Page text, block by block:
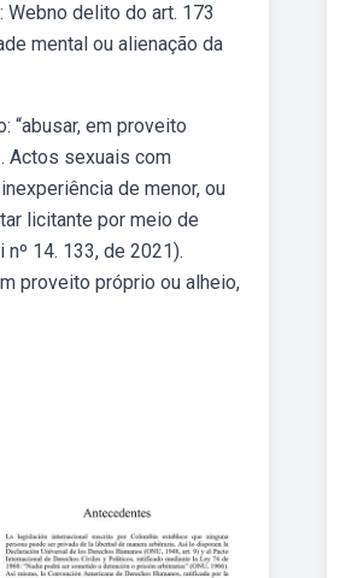
delito do art. 173
mental ou alienação da
“abusar, em proveito
Actos sexuais com
de menor, ou
licitante por meio de
14. 133, de 2021).
proveito próprio ou alheio,